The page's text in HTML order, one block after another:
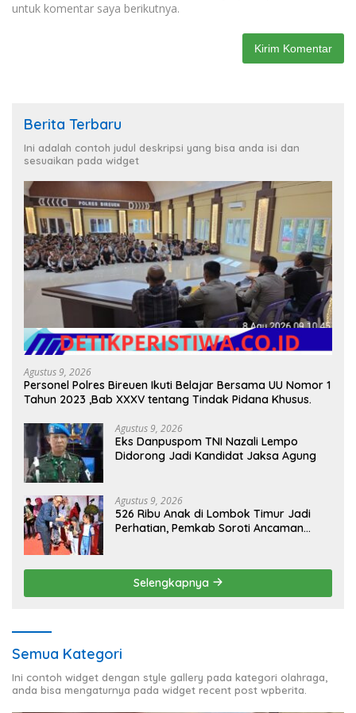
untuk komentar saya berikutnya.
Berita Terbaru
Ini adalah contoh judul deskripsi yang bisa anda isi dan
sesuaikan pada widget
Agustus 9, 2026
Personel Polres Bireuen Ikuti Belajar Bersama UU Nomor 1
Tahun 2023 ,Bab XXXV tentang Tindak Pidana Khusus.
Agustus 9, 2026
Eks Danpuspom TNI Nazali Lempo
Didorong Jadi Kandidat Jaksa Agung
Agustus 9, 2026
526 Ribu Anak di Lombok Timur Jadi
Perhatian, Pemkab Soroti Ancaman
Selengkapnya
Semua Kategori
Ini contoh widget dengan style gallery pada kategori olahraga,
anda bisa mengaturnya pada widget recent post wpberita.